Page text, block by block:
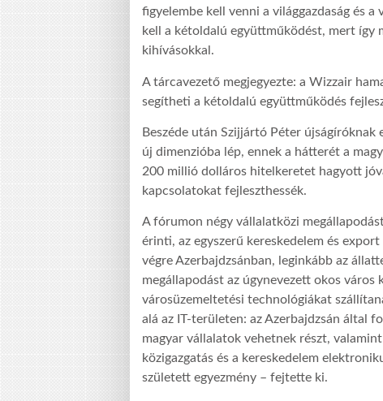
figyelembe kell venni a világgazdaság és
kell a kétoldalú együttműködést, mert így
kihívásokkal.
A tárcavezető megjegyezte: a Wizzair
segítheti a kétoldalú együttműködés
Beszéde után Szijjártó Péter
új dimenzióba lép, ennek a hátterét a
200 millió dolláros hitelkeretet hagyott
kapcsolatokat fejleszthessék.
A fórumon négy vállalatközi
érinti, az egyszerű kereskedelem és
végre Azerbajdzsánban, leginkább az
megállapodást az úgynevezett okos
városüzemeltetési technológiákat
alá az IT-területen: az Azerbajdzsán által
magyar vállalatok vehetnek részt,
közigazgatás és a kereskedelem
született egyezmény – fejtette ki.